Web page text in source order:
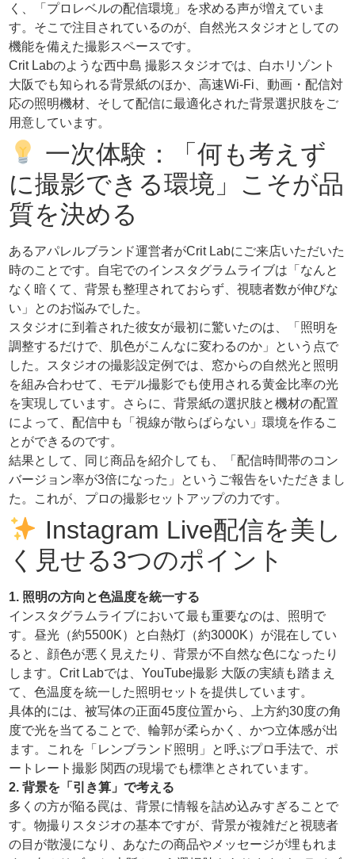
く、「プロレベルの配信環境」を求める声が増えていま
す。そこで注目されているのが、自然光スタジオとしての
機能を備えた撮影スペースです。
Crit Labのような西中島 撮影スタジオでは、白ホリゾント
大阪でも知られる背景紙のほか、高速Wi-Fi、動画・配信対
応の照明機材、そして配信に最適化された背景選択肢をご
用意しています。
一次体験：「何も考えず
に撮影できる環境」こそが品
質を決める
あるアパレルブランド運営者がCrit Labにご来店いただいた
時のことです。自宅でのインスタグラムライブは「なんと
なく暗くて、背景も整理されておらず、視聴者数が伸びな
い」とのお悩みでした。
スタジオに到着された彼女が最初に驚いたのは、「照明を
調整するだけで、肌色がこんなに変わるのか」という点で
した。スタジオの撮影設定例では、窓からの自然光と照明
を組み合わせて、モデル撮影でも使用される黄金比率の光
を実現しています。さらに、背景紙の選択肢と機材の配置
によって、配信中も「視線が散らばらない」環境を作るこ
とができるのです。
結果として、同じ商品を紹介しても、「配信時間帯のコン
バージョン率が3倍になった」というご報告をいただきまし
た。これが、プロの撮影セットアップの力です。
Instagram Live配信を美し
く見せる3つのポイント
1. 照明の方向と色温度を統一する
インスタグラムライブにおいて最も重要なのは、照明で
す。昼光（約5500K）と白熱灯（約3000K）が混在してい
ると、顔色が悪く見えたり、背景が不自然な色になったり
します。Crit Labでは、YouTube撮影 大阪の実績も踏まえ
て、色温度を統一した照明セットを提供しています。
具体的には、被写体の正面45度位置から、上方約30度の角
度で光を当てることで、輪郭が柔らかく、かつ立体感が出
ます。これを「レンブランド照明」と呼ぶプロ手法で、ポ
ートレート撮影 関西の現場でも標準とされています。
2. 背景を「引き算」で考える
多くの方が陥る罠は、背景に情報を詰め込みすぎることで
す。物撮りスタジオの基本ですが、背景が複雑だと視聴者
の目が散漫になり、あなたの商品やメッセージが埋もれま